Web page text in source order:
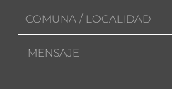
Comuna/Localidad
Mensaje